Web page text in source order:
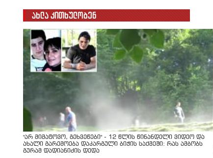
ახლა კითხულობენ
"არ მიმატოვო, გეხვეწები" - 12 წლის წინანდელი ვიდეო და
ახალი გარემოება დაკარგული ბიჭის საქმეში: რას ამბობს
გურამ დადიანიძის დედა